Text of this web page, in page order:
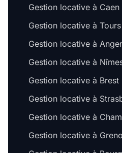
Gestion locative à Caen
Gestion locative à Tours
Gestion locative à
Gestion locative à
Gestion locative à Brest
Gestion locative à
Gestion locative à
Gestion locative à